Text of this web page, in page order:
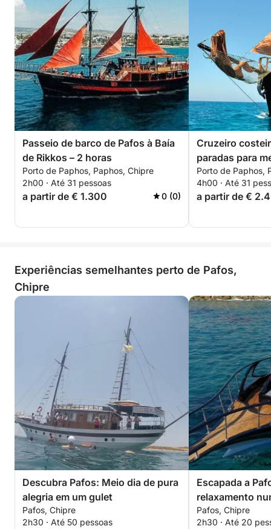
Passeio de barco de Pafos à Baía
de Rikkos – 2 horas
Porto de Paphos, Paphos, Chipre
2h00 · Até 31 pessoas
a partir de € 1.300 0 (0)
Cruzeiro
paradas para
Porto de Paphos,
4h00 · Até 31
a partir de €
Experiências semelhantes perto de Pafos,
Chipre
Descubra Pafos: Meio dia de pura
alegria em um gulet
Pafos, Chipre
2h30 · Até 50 pessoas
Escapada a
relaxamento
Pafos, Chipre
2h30 · Até 20